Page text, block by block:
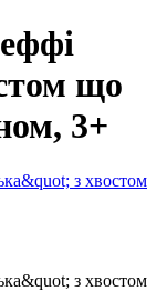
що
3+